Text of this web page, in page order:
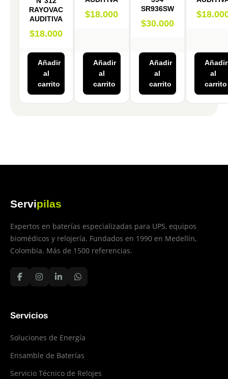
RAYOVAC
AUDITIVA
$18.000
Añadir
al
carrito
$18.000
Añadir
al
carrito
SR936SW
$30.000
Añadir
al
carrito
$
Añadir
al
carrito
Servipilas
Expertos en baterías especializadas para UPS, equipos
biomédicos y relojería. Fundados en 1990 en Medellín,
Colombia. Más de 1500 referencias.
Servicios
Soluciones de Energía
Ensamble de Baterías
Servicio Técnico de Relojes